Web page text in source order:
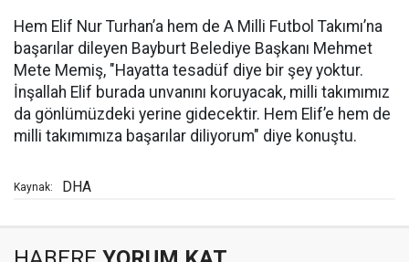
Hem Elif Nur Turhan’a hem de A Milli Futbol Takımı’na
başarılar dileyen Bayburt Belediye Başkanı Mehmet
Mete Memiş, "Hayatta tesadüf diye bir şey yoktur.
İnşallah Elif burada unvanını koruyacak, milli takımımız
da gönlümüzdeki yerine gidecektir. Hem Elif’e hem de
milli takımımıza başarılar diliyorum" diye konuştu.
Kaynak: DHA